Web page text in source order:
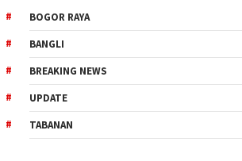
BOGOR RAYA
BANGLI
BREAKING NEWS
UPDATE
TABANAN